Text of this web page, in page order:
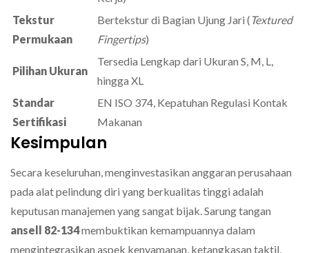
Tekstur
Permukaan
Bertekstur di Bagian Ujung Jari ( Textured
Fingertips)
Pilihan Ukuran
Tersedia Lengkap dari Ukuran S, M, L,
hingga XL
Standar
Sertifikasi
EN ISO 374, Kepatuhan Regulasi Kontak
Makanan
Kesimpulan
Secara keseluruhan, menginvestasikan anggaran perusahaan
pada alat pelindung diri yang berkualitas tinggi adalah
keputusan manajemen yang sangat bijak. Sarung tangan
ansell 82-134membuktikan kemampuannya dalam
mengintegrasikan aspek kenyamanan, ketangkasan taktil,